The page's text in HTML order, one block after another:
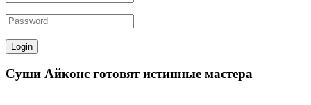
Суши Айконс готовят истинные мастера